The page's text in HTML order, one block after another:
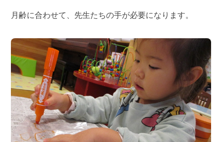
月齢に合わせて、先生たちの手が必要になります。